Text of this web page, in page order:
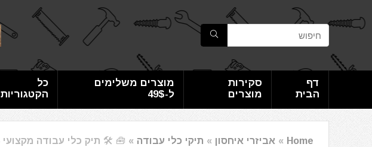
דף
הבית
סקירות
מוצרים
מוצרים משלימים
ל-49$
כל
הקטגוריות
Home
» אביזרי איחסון » תיקי כלי עבודה » 🧰 🛠️ תיק כלי עבודה מקצועי ZWZIOO 16 אינץ' עם 19 תאים